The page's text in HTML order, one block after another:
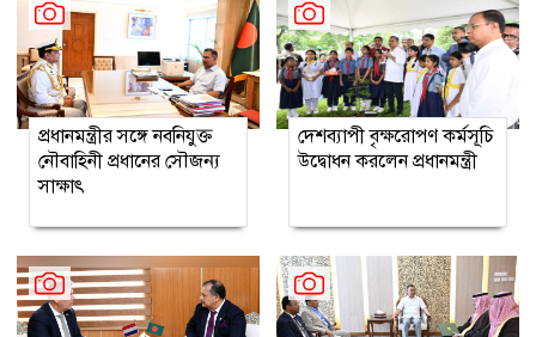
প্রধানমন্ত্রীর সঙ্গে নবনিযুক্ত
নৌবাহিনী প্রধানের সৌজন্য
সাক্ষাৎ
দেশব্যাপী বৃক্ষরোপণ কর্মসূচি
উদ্বোধন করলেন প্রধানমন্ত্রী